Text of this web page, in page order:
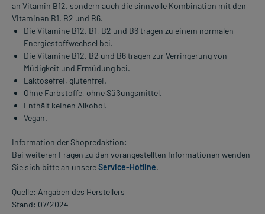
an Vitamin B12, sondern auch die sinnvolle Kombination mit den
Vitaminen B1, B2 und B6.
Die Vitamine B12, B1, B2 und B6 tragen zu einem normalen
Energiestoffwechsel bei.
Die Vitamine B12, B2 und B6 tragen zur Verringerung von
Müdigkeit und Ermüdung bei.
Laktosefrei, glutenfrei.
Ohne Farbstoffe, ohne Süßungsmittel.
Enthält keinen Alkohol.
Vegan.
Information der Shopredaktion:
Bei weiteren Fragen zu den vorangestellten Informationen wenden
Sie sich bitte an unsereService-Hotline.
Quelle: Angaben des Herstellers
Stand: 07/2024